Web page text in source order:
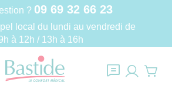
? 09 69 32 66 23
local du lundi au vendredi de
à 12h / 13h à 16h